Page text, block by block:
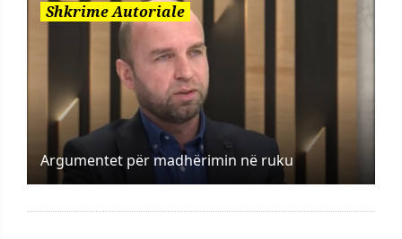
Shkrime Autoriale
Argumentet për madhërimin në ruku